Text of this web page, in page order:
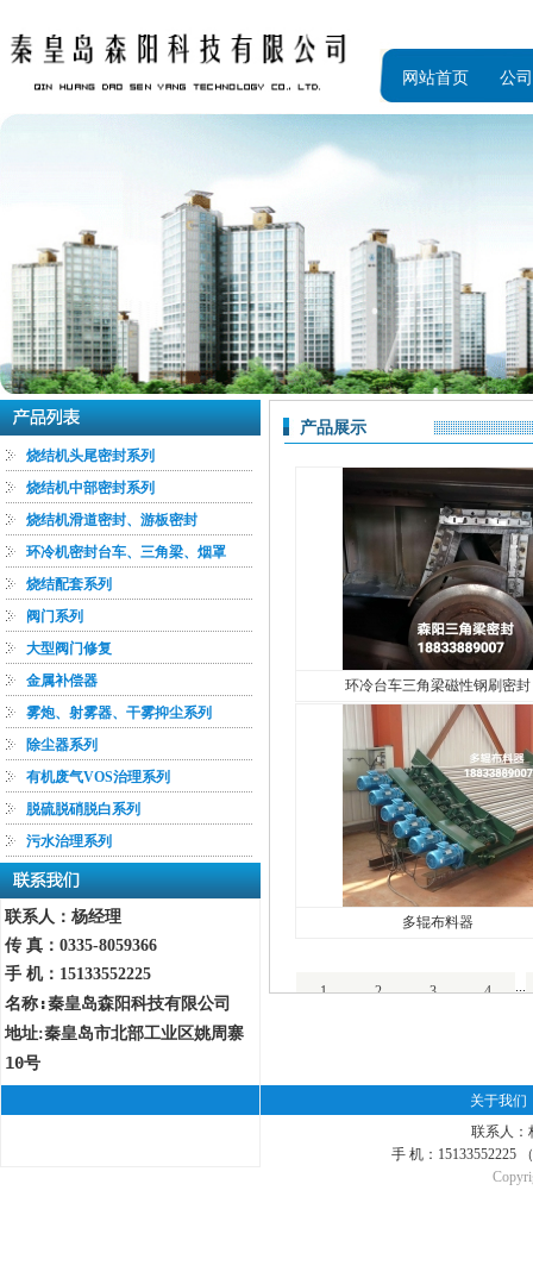
网站首页 公
烧结机头尾密封系列
烧结机中部密封系列
烧结机滑道密封、游板密封
环冷机密封台车、三角梁、烟罩
烧结配套系列
阀门系列
大型阀门修复
金属补偿器
雾炮、射雾器、干雾抑尘系列
除尘器系列
有机废气VOS治理系列
脱硫脱硝脱白系列
污水治理系列
联系人：杨经理
传 真： 0335-8059366
手 机：15133552225
名称 :秦皇岛森阳科技有限公司
地址:秦皇岛市北部工业区姚周寨
10号
产品展示
环冷台车三角梁磁性钢刷密封
多辊布料器
1 2 3 4 ...
关于我们
联系人：
手 机：15133552225